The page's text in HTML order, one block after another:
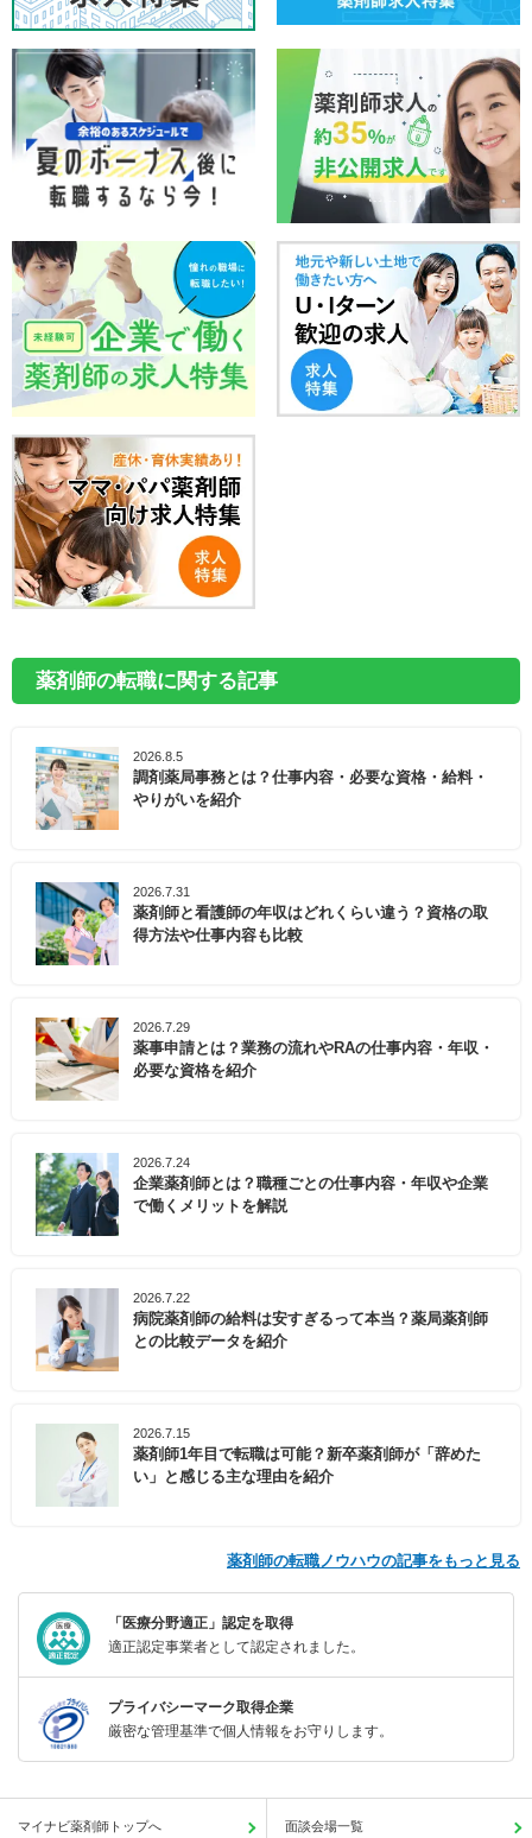
薬剤師の転職に関する記事
2026.8.5
調剤薬局事務とは？仕事内容・必要な資格・給料・
やりがいを紹介
2026.7.31
薬剤師と看護師の年収はどれくらい違う？資格の取
得方法や仕事内容も比較
2026.7.29
薬事申請とは？業務の流れやRAの仕事内容・年収・
必要な資格を紹介
2026.7.24
企業薬剤師とは？職種ごとの仕事内容・年収や企業
で働くメリットを解説
2026.7.22
病院薬剤師の給料は安すぎるって本当？薬局薬剤師
との比較データを紹介
2026.7.15
薬剤師1年目で転職は可能？新卒薬剤師が「辞めた
い」と感じる主な理由を紹介
薬剤師の転職ノウハウの記事をもっと見る
「医療分野適正」認定を取得
適正認定事業者として認定されました。
プライバシーマーク取得企業
厳密な管理基準で個人情報をお守りします。
マイナビ薬剤師トップへ 面談会場一覧